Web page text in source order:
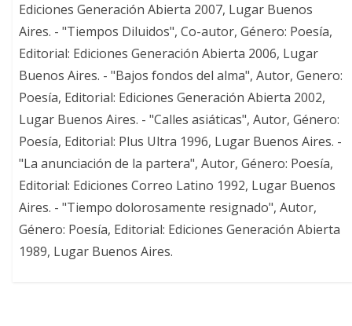
Ediciones Generación Abierta 2007, Lugar Buenos
Aires. - "Tiempos Diluidos", Co-autor, Género: Poesía,
Editorial: Ediciones Generación Abierta 2006, Lugar
Buenos Aires. - "Bajos fondos del alma", Autor, Genero:
Poesía, Editorial: Ediciones Generación Abierta 2002,
Lugar Buenos Aires. - "Calles asiáticas", Autor, Género:
Poesía, Editorial: Plus Ultra 1996, Lugar Buenos Aires. -
"La anunciación de la partera", Autor, Género: Poesía,
Editorial: Ediciones Correo Latino 1992, Lugar Buenos
Aires. - "Tiempo dolorosamente resignado", Autor,
Género: Poesía, Editorial: Ediciones Generación Abierta
1989, Lugar Buenos Aires.